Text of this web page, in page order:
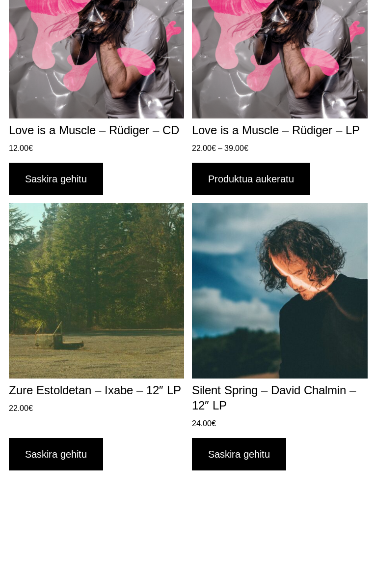
Love is a Muscle – Rüdiger – CD
12.00€
Saskira gehitu
Love is a Muscle – Rüdiger – LP
22.00€ – 39.00€
Produktua aukeratu
Zure Estoldetan – Ixabe – 12″ LP
22.00€
Saskira gehitu
Silent Spring – David Chalmin –
12″ LP
24.00€
Saskira gehitu